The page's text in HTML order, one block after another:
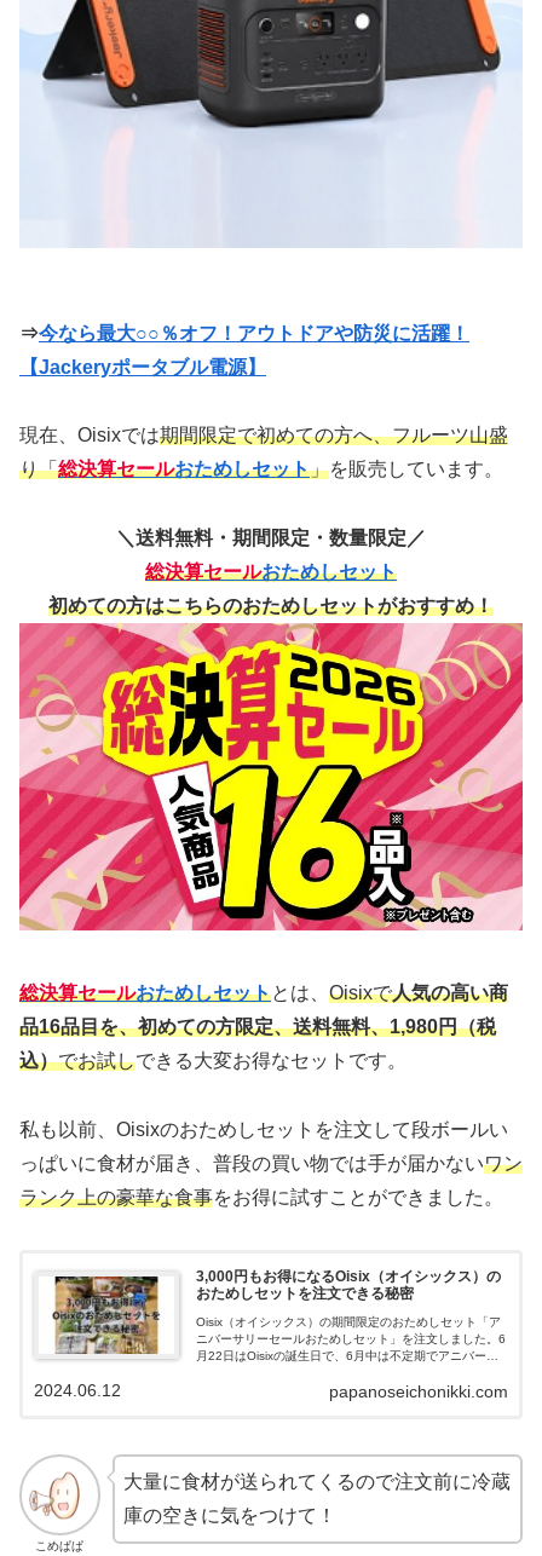
⇒今なら最大○○％オフ！アウトドアや防災に活躍！
【Jackeryポータブル電源】
現在、Oisixでは期間限定で初めての方へ、フルーツ山盛
り「総決算セールおためしセット」を販売しています。
＼送料無料・期間限定・数量限定／
総決算セールおためしセット
初めての方はこちらのおためしセットがおすすめ！
総決算セールおためしセットとは、 Oisixで人気の高い商
品16品目を、初めての方限定、送料無料、1,980円（税
込）でお試しできる大変お得なセットです。
私も以前、Oisixのおためしセットを注文して段ボールい
っぱいに食材が届き、普段の買い物では手が届かないワン
ランク上の豪華な食事をお得に試すことができました。
3,000円もお得になるOisix（オイシックス）の
おためしセットを注文できる秘密
Oisix（オイシックス）の期間限定のおためしセット「ア
ニバーサリーセールおためしセット」を注文しました。6
月22日はOisixの誕生日で、6月中は不定期でアニバーサ
トを頼んだことがない方は、今月中に注文すると通常よ
papanoseichonikki.com
2024.06.12
こめぱぱ
大量に食材が送られてくるので注文前に冷蔵
庫の空きに気をつけて！